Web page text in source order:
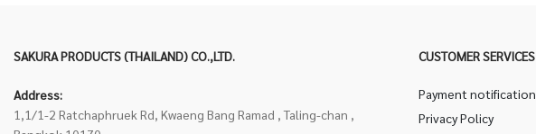
SAKURA PRODUCTS (THAILAND) CO.,LTD.
Address:
1,1/1-2 Ratchaphruek Rd, Kwaeng Bang Ramad , Taling-chan ,
CUSTOMER SERVICES
Payment notification
Privacy Policy